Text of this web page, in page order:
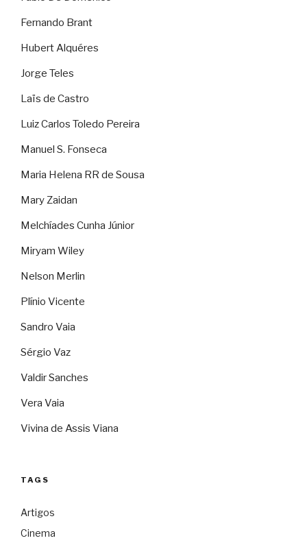
Fernando Brant
Hubert Alquéres
Jorge Teles
Laïs de Castro
Luiz Carlos Toledo Pereira
Manuel S. Fonseca
Maria Helena RR de Sousa
Mary Zaidan
Melchíades Cunha Júnior
Miryam Wiley
Nelson Merlin
Plínio Vicente
Sandro Vaia
Sérgio Vaz
Valdir Sanches
Vera Vaia
Vivina de Assis Viana
TAGS
Artigos
Cinema